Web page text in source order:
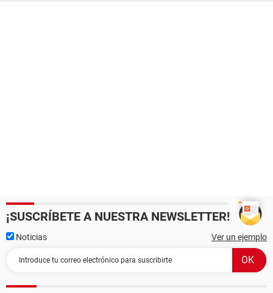
¡SUSCRÍBETE A NUESTRA NEWSLETTER!
Noticias Ver un ejemplo